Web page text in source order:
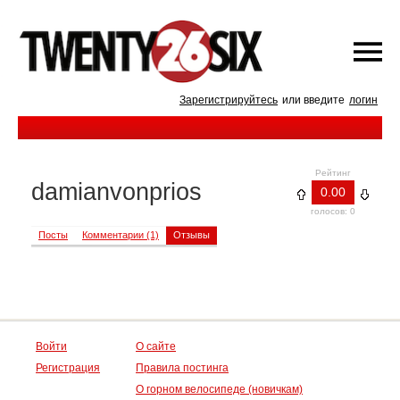
Зарегистрируйтесь или введите логин
Рейтинг
0.00
голосов: 0
damianvonprios
Посты Комментарии (1) Отзывы
Войти
Регистрация
О сайте
Правила постинга
О горном велосипеде (новичкам)